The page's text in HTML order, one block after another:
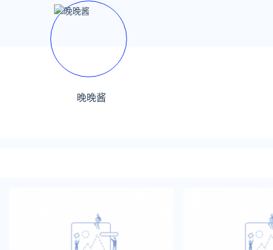
晚晚酱